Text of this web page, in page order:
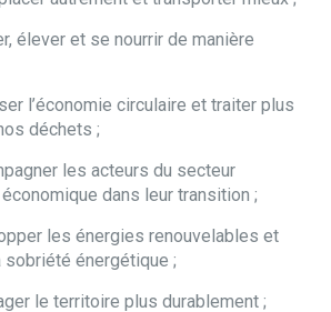
élever et se nourrir de manière
l’économie circulaire et traiter plus
déchets ;
les acteurs du secteur
dans leur transition ;
les énergies renouvelables et
énergétique ;
le territoire plus durablement ;